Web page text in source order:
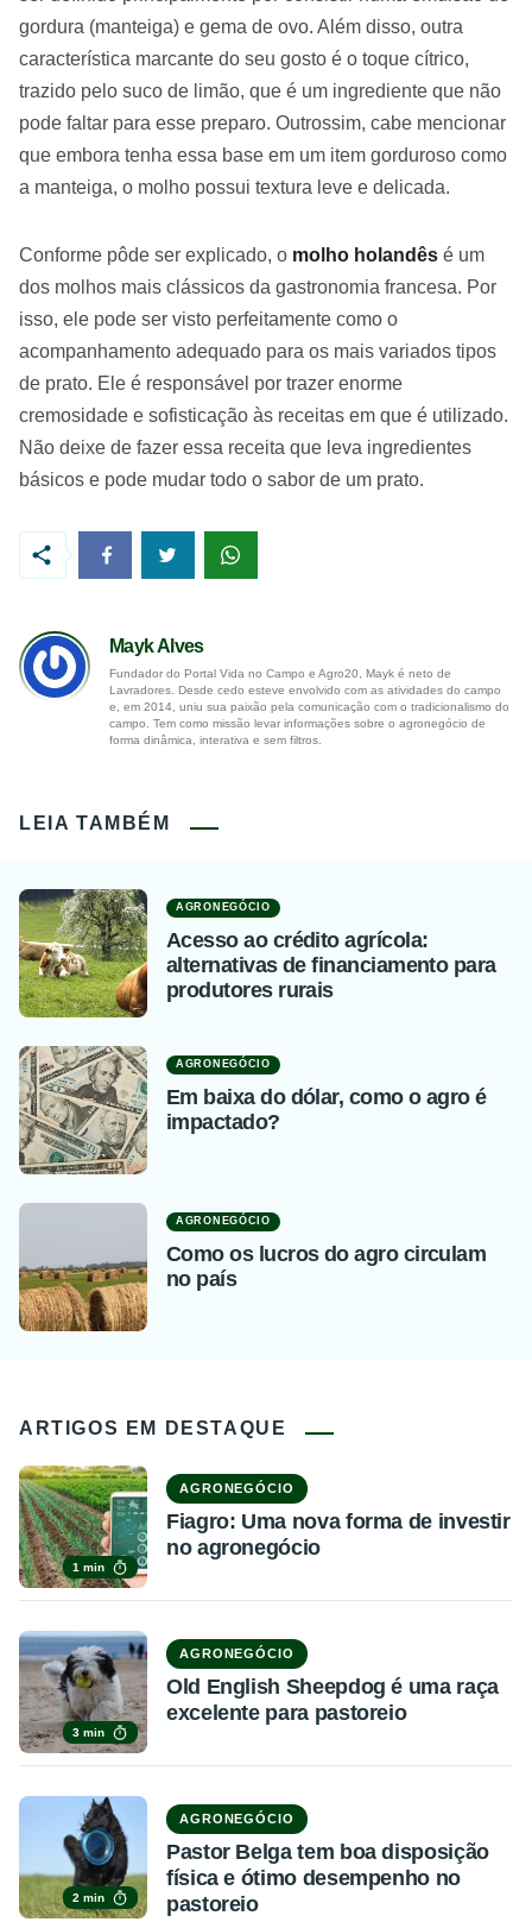
gordura (manteiga) e gema de ovo. Além disso, outra
característica marcante do seu gosto é o toque cítrico,
trazido pelo suco de limão, que é um ingrediente que não
pode faltar para esse preparo. Outrossim, cabe mencionar
que embora tenha essa base em um item gorduroso como
a manteiga, o molho possui textura leve e delicada.
Conforme pôde ser explicado, o molho holandês é um
dos molhos mais clássicos da gastronomia francesa. Por
isso, ele pode ser visto perfeitamente como o
acompanhamento adequado para os mais variados tipos
de prato. Ele é responsável por trazer enorme
cremosidade e sofisticação às receitas em que é utilizado.
Não deixe de fazer essa receita que leva ingredientes
básicos e pode mudar todo o sabor de um prato.
Mayk Alves
Fundador do Portal Vida no Campo e Agro20, Mayk é neto de
Lavradores. Desde cedo esteve envolvido com as atividades do campo
e, em 2014, uniu sua paixão pela comunicação com o tradicionalismo do
campo. Tem como missão levar informações sobre o agronegócio de
forma dinâmica, interativa e sem filtros.
LEIA TAMBÉM
AGRONEGÓCIO
Acesso ao crédito agrícola:
alternativas de financiamento para
produtores rurais
AGRONEGÓCIO
Em baixa do dólar, como o agro é
impactado?
AGRONEGÓCIO
Como os lucros do agro circulam
no país
ARTIGOS EM DESTAQUE
1 min
AGRONEGÓCIO
Fiagro: Uma nova forma de investir
no agronegócio
3 min
AGRONEGÓCIO
Old English Sheepdog é uma raça
excelente para pastoreio
2 min
AGRONEGÓCIO
Pastor Belga tem boa disposição
física e ótimo desempenho no
pastoreio